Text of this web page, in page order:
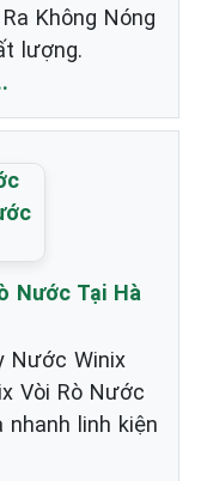
Không Nóng
lượng.
Nước Tại Hà
Nước Winix
Vòi Rò Nước
linh kiện